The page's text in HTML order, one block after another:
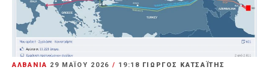
ΑΛΒΑΝΙΑ 29 ΜΑΪ́ΟΥ 2026 / 19:18 ΓΙΩΡΓΟΣ ΚΑΤΣΑΪΤΗΣ